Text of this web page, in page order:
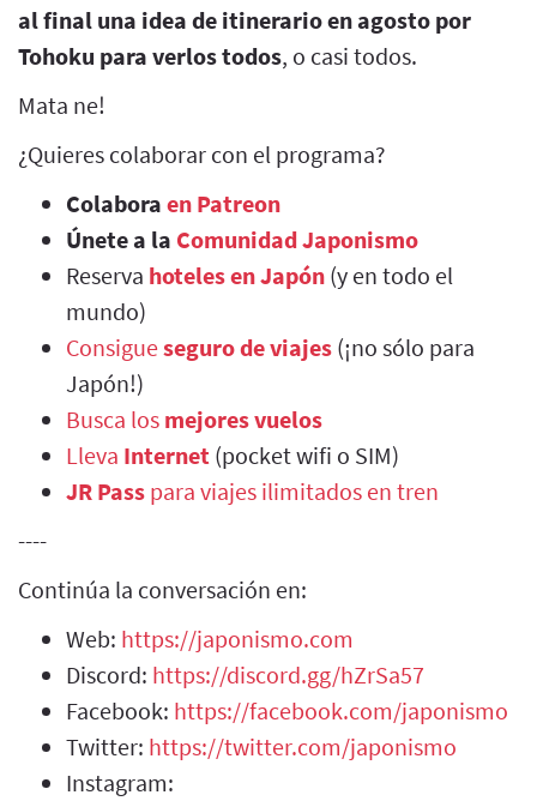
al final una idea de itinerario en agosto por
Tohoku para verlos todos, o casi todos.
Mata ne!
¿Quieres colaborar con el programa?
Colabora en Patreon
Únete a la Comunidad Japonismo
Reserva hoteles en Japón (y en todo el
mundo)
Consigueseguro de viajes (¡no sólo para
Japón!)
Busca los mejores vuelos
Lleva Internet (pocket wifi o SIM)
JR Pass para viajes ilimitados en tren
----
Continúa la conversación en:
Web: https://japonismo.com
Discord: https://discord.gg/hZrSa57
Facebook: https://facebook.com/japonismo
Twitter: https://twitter.com/japonismo
Instagram: